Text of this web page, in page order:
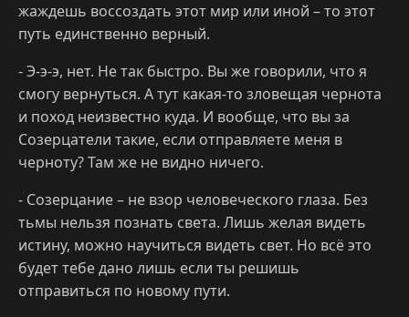
жаждешь воссоздать этот мир или иной – то этот
путь единственно верный.
- Э-э-э, нет. Не так быстро. Вы же говорили, что я
смогу вернуться. А тут какая-то зловещая чернота
и поход неизвестно куда. И вообще, что вы за
Созерцатели такие, если отправляете меня в
черноту? Там же не видно ничего.
- Созерцание – не взор человеческого глаза. Без
тьмы нельзя познать света. Лишь желая видеть
истину, можно научиться видеть свет. Но всё это
будет тебе дано лишь если ты решишь
отправиться по новому пути.